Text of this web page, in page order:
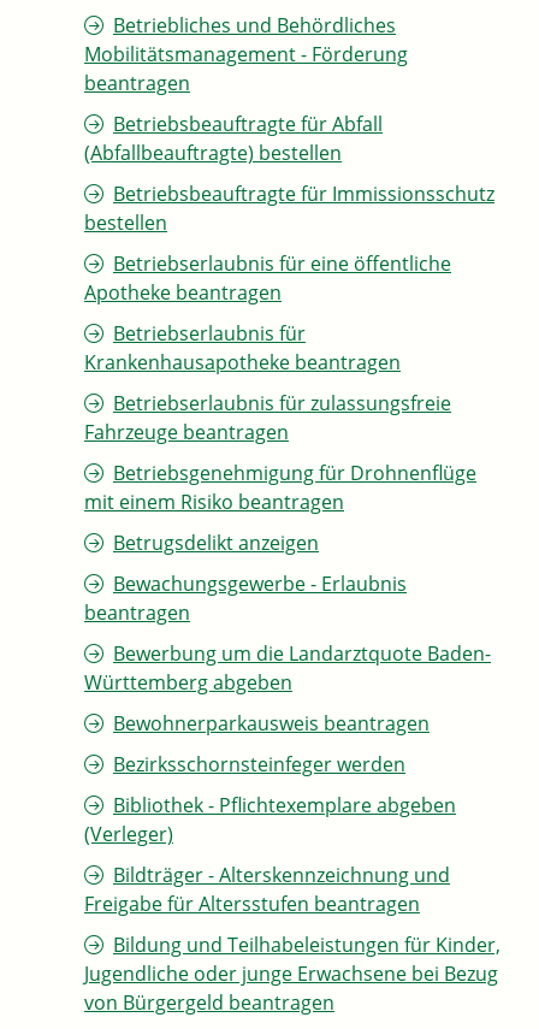
Betriebliches und Behördliches
Mobilitätsmanagement - Förderung
beantragen
Betriebsbeauftragte für Abfall
(Abfallbeauftragte) bestellen
Betriebsbeauftragte für Immissionsschutz
bestellen
Betriebserlaubnis für eine öffentliche
Apotheke beantragen
Betriebserlaubnis für
Krankenhausapotheke beantragen
Betriebserlaubnis für zulassungsfreie
Fahrzeuge beantragen
Betriebsgenehmigung für Drohnenflüge
mit einem Risiko beantragen
Betrugsdelikt anzeigen
Bewachungsgewerbe - Erlaubnis
beantragen
Bewerbung um die Landarztquote Baden-
Württemberg abgeben
Bewohnerparkausweis beantragen
Bezirksschornsteinfeger werden
Bibliothek - Pflichtexemplare abgeben
(Verleger)
Bildträger - Alterskennzeichnung und
Freigabe für Altersstufen beantragen
Bildung und Teilhabeleistungen für Kinder,
Jugendliche oder junge Erwachsene bei Bezug
von Bürgergeld beantragen